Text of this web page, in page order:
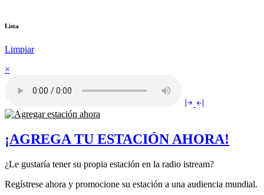
Lista
Limpiar
×
¡AGREGA TU ESTACIÓN AHORA!
¿Le gustaría tener su propia estación en la radio istream?
Regístrese ahora y promocione su estación a una audiencia mundial.